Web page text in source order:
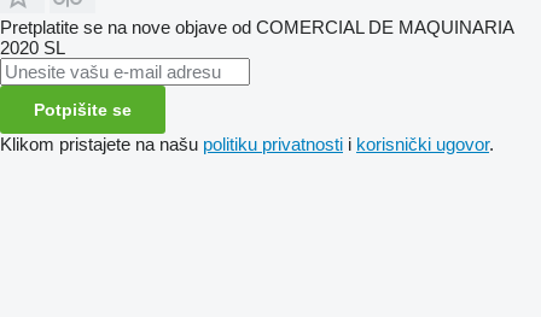
Pretplatite se na nove objave od COMERCIAL DE MAQUINARIA
2020 SL
Potpišite se
Klikom pristajete na našu politiku privatnosti i korisnički ugovor.